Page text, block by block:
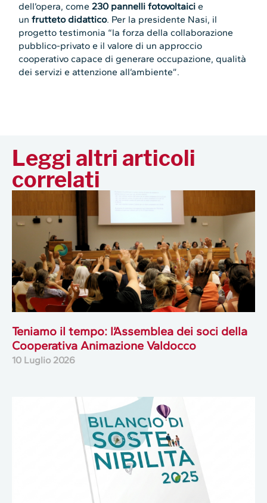
dell’opera, come230 pannelli fotovoltaici e
unfrutteto didattico. Per la presidente Nasi, il
progetto testimonia “la forza della collaborazione
pubblico-privato e il valore di un approccio
cooperativo capace di generare occupazione, qualità
dei servizi e attenzione all’ambiente”.
Leggi altri articoli
correlati
Teniamo il tempo: l’Assemblea dei soci della
Cooperativa Animazione Valdocco
10 Luglio 2026